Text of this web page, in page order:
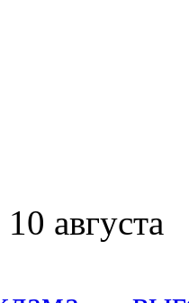
августа